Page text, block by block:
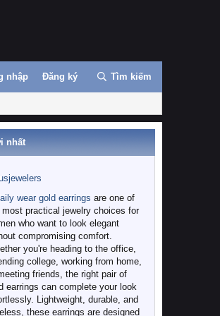
nhập Đăng ký Tìm kiếm
nhất
wear gold earrings are one of
most practical jewelry choices for
who want to look elegant
compromising comfort.
you're heading to the office,
college, working from home,
friends, the right pair of
earrings can complete your look
Lightweight, durable, and
these earrings are designed